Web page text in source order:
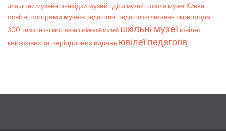
для дітей музейні знахідки музей і діти музей і школа музеї Києва
освітні програми музеїв педагогині педагогічні читання сковорода
300 тематичні виставки шкільний музей шкільні музеї ювілеї
книжкових та періодичних видань ювілеї педагогів